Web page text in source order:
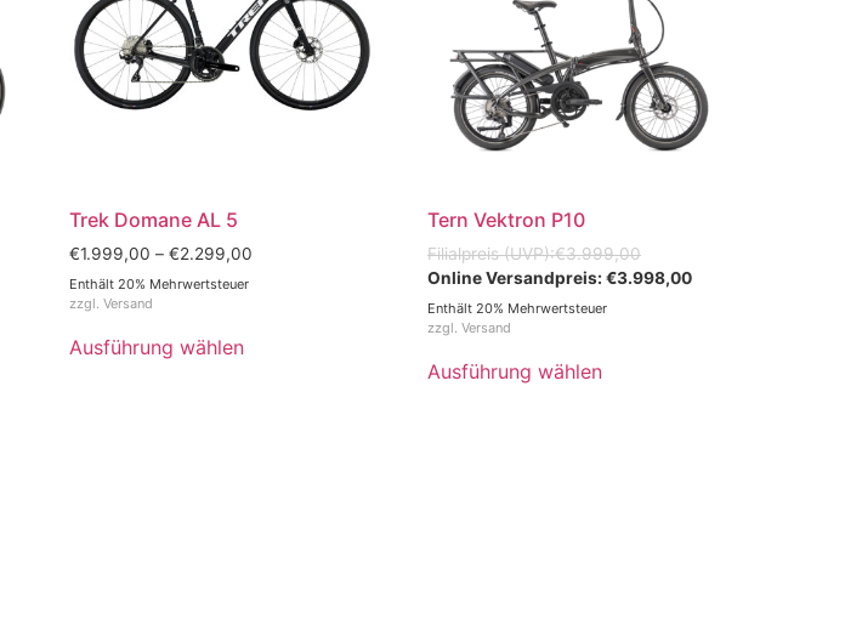
Trek Domane AL 5
€1.999,00 –€2.299,00
Enthält 20% Mehrwertsteuer
zzgl.Versand
Ausführung wählen
Tern Vektron P10
€3.999,00
€3.998,00
Enthält 20% Mehrwertsteuer
zzgl.Versand
Ausführung wählen